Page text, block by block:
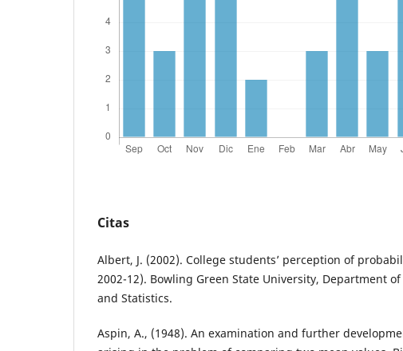
Citas
Albert, J. (2002). College students’ perception of
2002-12). Bowling Green State University, Department
and Statistics.
Aspin, A., (1948). An examination and further